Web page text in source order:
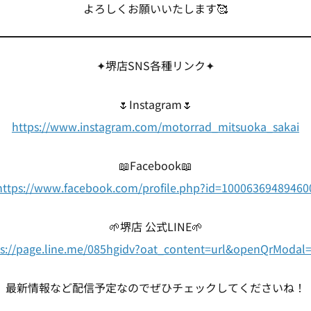
よろしくお願いいたします🥰
✦堺店SNS各種リンク✦
🌷Instagram🌷
https://www.instagram.com/motorrad_mitsuoka_sakai
📖Facebook📖
www.facebook.com/
🌱堺店 公式LINE🌱
page.line.me/
最新情報など配信予定なのでぜひチェックしてくださいね！